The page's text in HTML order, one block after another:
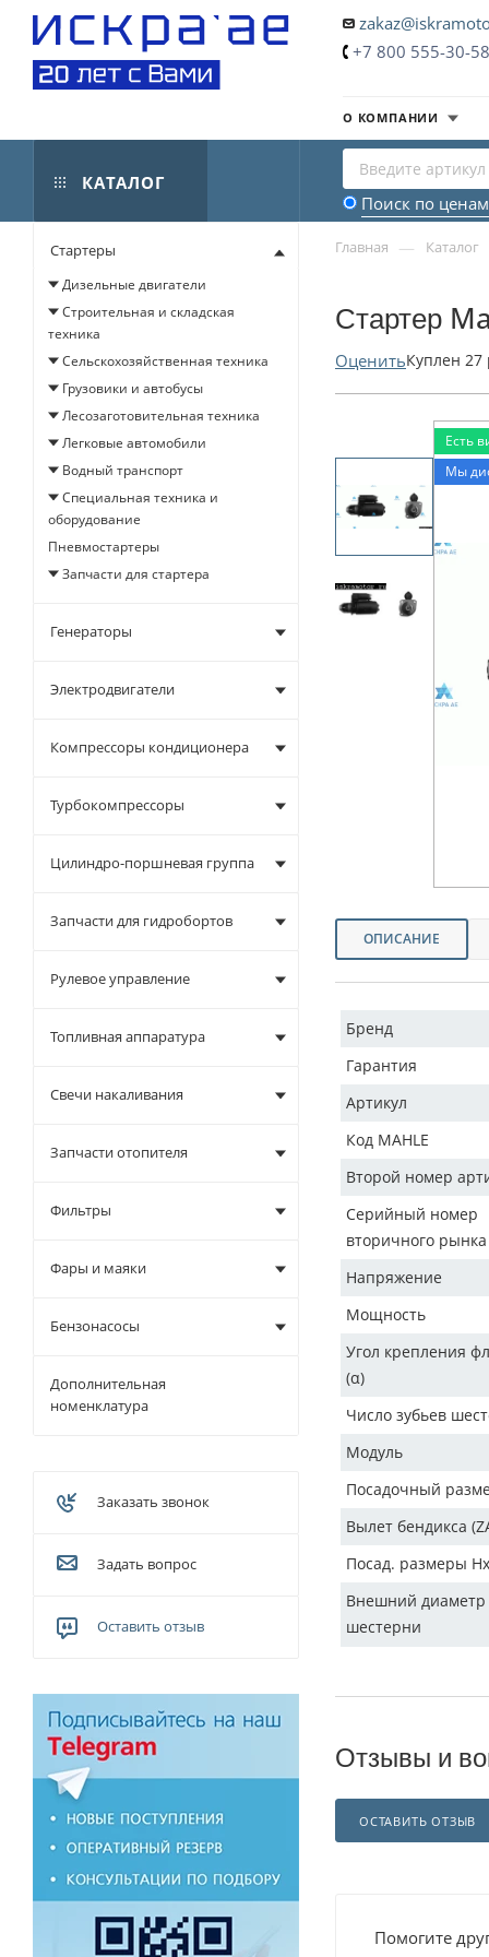
+7 800 555-30-58
О КОМПАНИИ
КАТАЛОГ
Поиск по ценам
Главная — Каталог
Стартер
ОценитьКуплен 27
Есть
Мы
ОПИСАНИЕ
Бренд
Гарантия
Артикул
Код MAHLE
Второй номер
Серийный номер
вторичного рынка
Напряжение
Мощность
Угол крепления
(α)
Число зубьев
Модуль
Посадочный
Вылет бендикса
Посад. размеры
Внешний диаметр
шестерни
Отзывы и
ОСТАВИТЬ ОТЗЫВ
Помогите
Стартеры
Дизельные двигатели
Строительная и складская
техника
Сельскохозяйственная техника
Грузовики и автобусы
Лесозаготовительная техника
Легковые автомобили
Водный транспорт
Специальная техника и
оборудование
Пневмостартеры
Запчасти для стартера
Генераторы
Электродвигатели
Компрессоры кондиционера
Турбокомпрессоры
Цилиндро-поршневая группа
Запчасти для гидробортов
Рулевое управление
Топливная аппаратура
Свечи накаливания
Запчасти отопителя
Фильтры
Фары и маяки
Бензонасосы
Дополнительная
номенклатура
Заказать звонок
Задать вопрос
Оставить отзыв